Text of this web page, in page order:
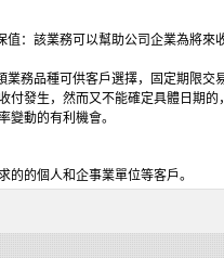
值：該業務可以幫助公司企業為將
業務品種可供客戶選擇，固定期限
付發生，然而又不能確定具體日期
變動的有利機會。
的的個人和企事業單位等客戶。